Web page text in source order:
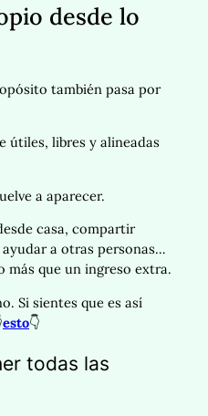
desde lo
también pasa por
útiles, libres y alineadas
a aparecer.
casa, compartir
a otras personas…
más que un ingreso extra.
Si sientes que es así
esto👇
todas las